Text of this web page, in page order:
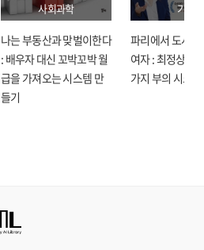
사회과학
나는 부동산과 맞벌이한다
: 배우자 대신 꼬박꼬박 월
급을 가져오는 시스템 만
들기
기술
파리에서 도시락
여자 : 최정상으
가지 부의 시크릿